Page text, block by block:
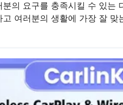
분의 요구를 충족시킬 수 있는
고 여러분의 생활에 가장 잘 맞